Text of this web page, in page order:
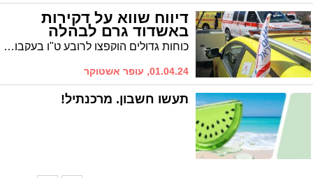
דיווח שווא על דקירות
באשדוד גרם לבהלה
כוחות גדולים הוקפצו לרובע ט"ו בעקבות דיווח על אירוע דקירות. הדיווח ברשתות החברתיות גרם לבהלה בעיר, ולאחר סריקות התברר כי מדובר בדיווח שווא
01.04.24, עופר אשטוקר
תעשו חשבון. מרכנתיל!